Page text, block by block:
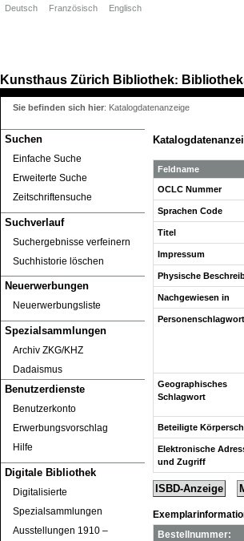
Kunsthaus Zürich Bibliothek:
Suchen
Einfache Suche
Erweiterte Suche
Zeitschriftensuche
Suchverlauf
Suchergebnisse verfeinern
Suchhistorie löschen
Neuerwerbungen
Neuerwerbungsliste
Spezialsammlungen
Archiv ZKG/KHZ
Dadaismus
Benutzerdienste
Benutzerkonto
Erwerbungsvorschlag
Hilfe
Digitale Bibliothek
Digitalisierte
Spezialsammlungen
Ausstellungen 1910 ‒
Deutsch Französisch Englisch
Sie befinden sich hier: Katalogdatenanzeige
Feldname
OCLC Nummer
Sprachen Code
Titel
Impressum
Physische
Nachgewiesen in
Personenschlagwort
Geographisches
Schlagwort
Beteiligte
Elektronische
und Zugriff
ISBD-Anzeige
Bestellnummer: